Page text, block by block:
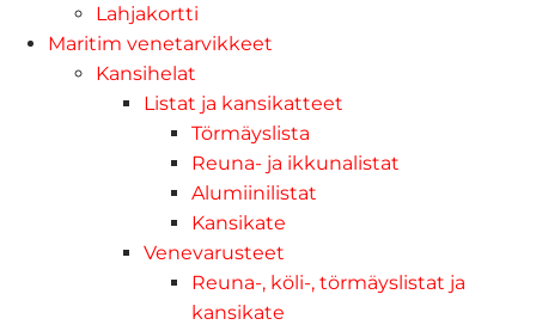
Lahjakortti
Maritim venetarvikkeet
Kansihelat
Listat ja kansikatteet
Törmäyslista
Reuna- ja ikkunalistat
Alumiinilistat
Kansikate
Venevarusteet
Reuna-, köli-, törmäyslistat ja
kansikate